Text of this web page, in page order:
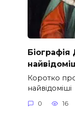
Біографія
Коротко про
найвідоміші
0 16